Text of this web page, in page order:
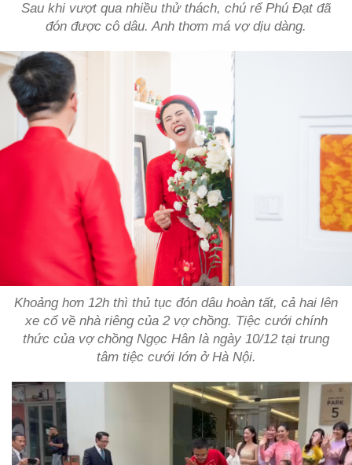
Sau khi vượt qua nhiều thử thách, chú rể Phú Đạt đã
đón được cô dâu. Anh thơm má vợ dịu dàng.
Khoảng hơn 12h thì thủ tục đón dâu hoàn tất, cả hai lên
xe cổ về nhà riêng của 2 vợ chồng. Tiệc cưới chính
thức của vợ chồng Ngọc Hân là ngày 10/12 tại trung
tâm tiệc cưới lớn ở Hà Nội.